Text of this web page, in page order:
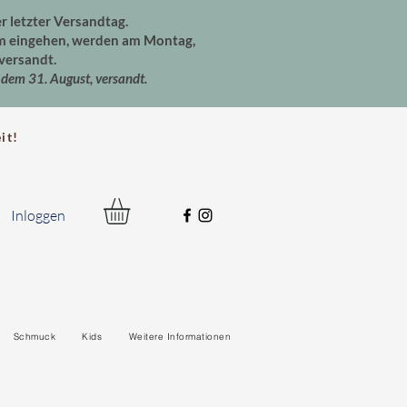
letzter Versandtag.
eingehen, werden am Montag,
31. August, versandt.
Inloggen
Schmuck Kids Weitere Informationen